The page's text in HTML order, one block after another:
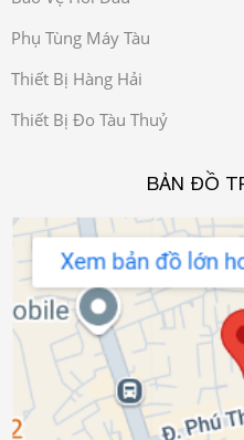
Phụ Tùng Máy Tàu
Thiết Bị Hàng Hải
Thiết Bị Đo Tàu Thuỷ
BẢN ĐỒ